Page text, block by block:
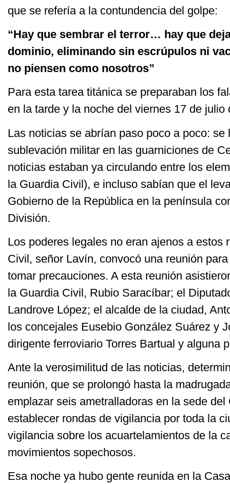
que se refería a la contundencia del golpe:
“Hay que sembrar el terror… hay que
dominio, eliminando sin escrúpulos ni
no piensen como nosotros”
Para esta tarea titánica se preparaban los
en la tarde y la noche del viernes 17 de julio
Las noticias se abrían paso poco a poco: se
sublevación militar en las guarniciones de
noticias estaban ya circulando entre los
la Guardia Civil), e incluso sabían que el
Gobierno de la República en la península
División.
Los poderes legales no eran ajenos a estos
Civil, señor Lavín, convocó una reunión
tomar precauciones. A esta reunión
la Guardia Civil, Rubio Saracíbar; el
Landrove López; el alcalde de la ciudad,
los concejales Eusebio González Suárez y
dirigente ferroviario Torres Bartual y alguna
Ante la verosimilitud de las noticias,
reunión, que se prolongó hasta la
emplazar seis ametralladoras en la sede del
establecer rondas de vigilancia por toda la
vigilancia sobre los acuartelamientos de la
movimientos sopechosos.
Esa noche ya hubo gente reunida en la